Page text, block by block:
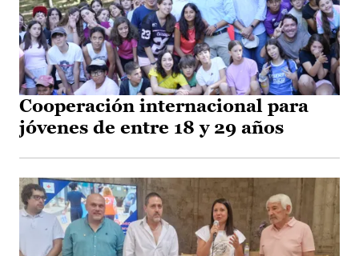
Cooperación internacional para
jóvenes de entre 18 y 29 años